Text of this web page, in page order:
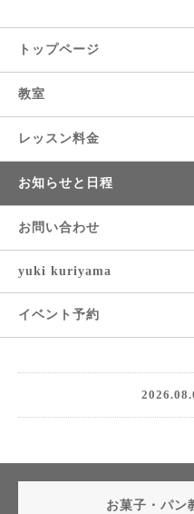
トップページ
教室
レッスン料金
お知らせと日程
お問い合わせ
yuki kuriyama
イベント予約
お菓子・パ